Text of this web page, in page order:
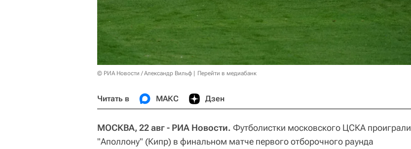
© РИА Новости / Александр Вильф Перейти в медиабанк
Читать в МАКС Дзен
МОСКВА, 22 авг - РИА Новости. Футболистки московского ЦСКА проиграли
"Аполлону" (Кипр) в финальном матче первого отборочного раунда